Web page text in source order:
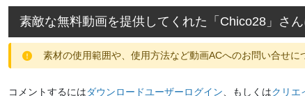
素敵な無料動画を提供してくれた「 Chico28 」さ
素材の使用範囲や、使用方法など動画ACへのお問い合せに
コメントするにはダウンロードユーザーログイン 、もしくはクリエ